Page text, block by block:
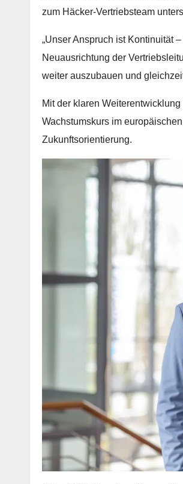
zum Häcker-Vertriebsteam
„Unser Anspruch ist Kontinuität
Neuausrichtung der
weiter auszubauen und
Mit der klaren
Wachstumskurs im
Zukunftsorientierung.